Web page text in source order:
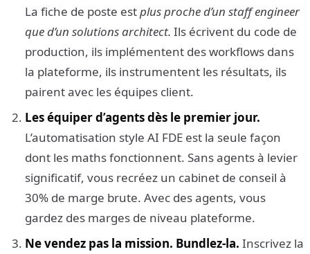
La fiche de poste estplus proche d’un staff engineer
que d’un solutions architect. Ils écrivent du code de
production, ils implémentent des workflows dans
la plateforme, ils instrumentent les résultats, ils
pairent avec les équipes client.
Les équiper d’agents dès le premier jour.
L’automatisation style AI FDE est la seule façon
dont les maths fonctionnent. Sans agents à levier
significatif, vous recréez un cabinet de conseil à
30% de marge brute. Avec des agents, vous
gardez des marges de niveau plateforme.
Ne vendez pas la mission. Bundlez-la. Inscrivez la